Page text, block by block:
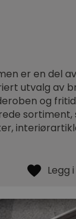
er en del
utvalg av
og
sortiment,